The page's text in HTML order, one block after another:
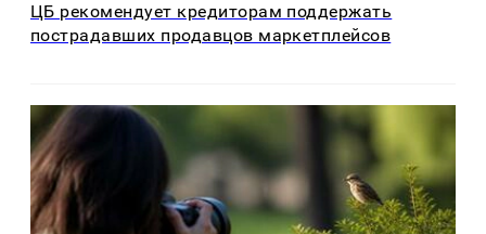
ЦБ рекомендует кредиторам поддержать
пострадавших продавцов маркетплейсов